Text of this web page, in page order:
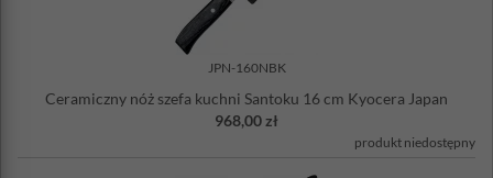
JPN-160NBK
Ceramiczny nóż szefa kuchni Santoku 16 cm Kyocera Japan
968,00 zł
produkt niedostępny